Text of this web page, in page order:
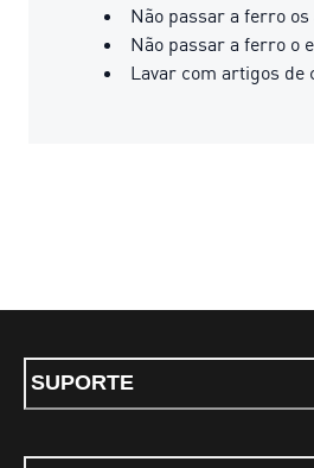
Não passar a ferro
Não passar a ferro o
Lavar com artigos de
SUPORTE